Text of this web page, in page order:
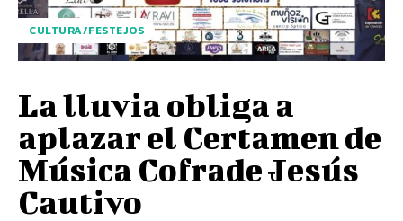
CULTURA/FESTEJOS
La lluvia obliga a
aplazar el Certamen de
Música Cofrade Jesús
Cautivo